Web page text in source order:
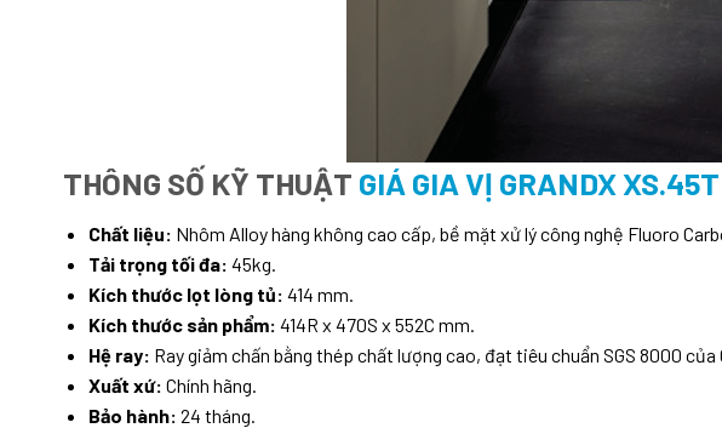
THÔNG SỐ KỸ THUẬT GIÁ GIA VỊ GRANDX XS.45T
Chất liệu: Nhôm Alloy hàng không cao cấp, bề mặt xử lý công nghệ Fluoro
Tải trọng tối đa: 45kg.
Kích thước lọt lòng tủ: 414 mm.
Kích thước sản phẩm: 414R x 470S x 552C mm.
Hệ ray: Ray giảm chấn bằng thép chất lượng cao, đạt tiêu chuẩn SGS 8000 của
Xuất xứ: Chính hãng.
Bảo hành: 24 tháng.